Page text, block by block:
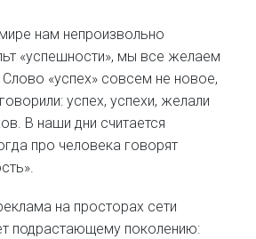
нам непроизвольно
«успешности», мы все желаем
«успех» совсем не новое,
успех, успехи, желали
В наши дни считается
про человека говорят
на просторах сети
подрастающему поколению: